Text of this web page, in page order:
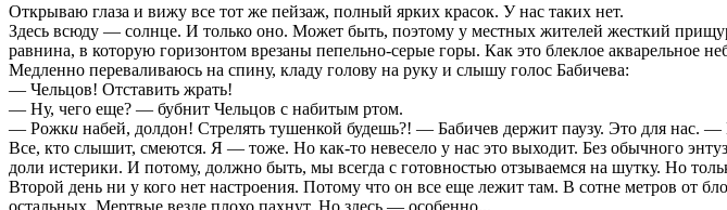
Открываю глаза и вижу все тот же пейзаж, полный ярких красок. У нас таких нет.
Здесь всюду — солнце. И только оно. Может быть, поэтому у местных жителей жесткий
равнина, в которую горизонтом врезаны пепельно-серые горы. Как это блеклое акварельное
Медленно переваливаюсь на спину, кладу голову на руку и слышу голос Бабичева:
— Чельцов! Отставить жрать!
— Ну, чего еще? — бубнит Чельцов с набитым ртом.
— Рожки набей, долдон! Стрелять тушенкой будешь?! — Бабичев держит паузу. Это для нас.
Все, кто слышит, смеются. Я — тоже. Но как-то невесело у нас это выходит. Без обычного
доли истерики. И потому, должно быть, мы всегда с готовностью отзываемся на шутку. Но
Второй день ни у кого нет настроения. Потому что он все еще лежит там. В сотне метров от
остальных. Мертвые везде плохо пахнут. Но здесь — особенно...